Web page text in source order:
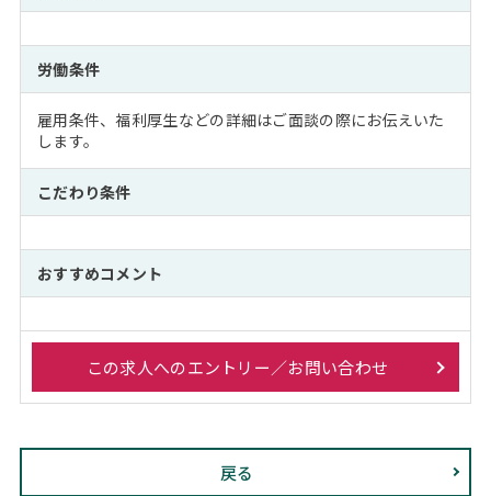
労働条件
雇用条件、福利厚生などの詳細はご面談の際にお伝えいた
します。
こだわり条件
おすすめコメント
この求人へのエントリー／お問い合わせ
戻る